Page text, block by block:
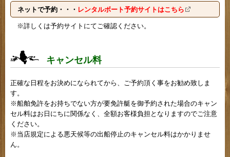
ネットで予約・・・ レンタルボート予約サイトはこちら
※詳しくは予約サイトにてご確認ください。
キャンセル料
正確な日程をお決めになられてから、ご予約頂く事をお勧め致しま
す。
※船舶免許をお持ちでない方が要免許艇を御予約された場合のキャン
セル料はお日にちに関係なく、全額お客様負担となりますのでご注意
ください。
※当店規定による悪天候等の出船停止のキャンセル料はかかりませ
ん。